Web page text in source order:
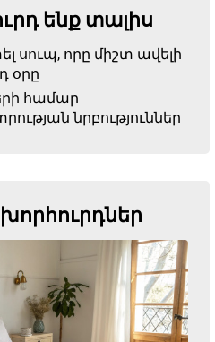
ենք տալիս
սուպ, որը միշտ ավելի
օրը
համար
նրբություններ